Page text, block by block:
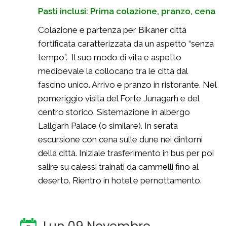
Pasti inclusi: Prima colazione, pranzo, cena
Colazione e partenza per Bikaner città
fortificata caratterizzata da un aspetto “senza
tempo”. Il suo modo di vita e aspetto
medioevale la collocano tra le città dal
fascino unico. Arrivo e pranzo in ristorante. Nel
pomeriggio visita del Forte Junagarh e del
centro storico. Sistemazione in albergo
Lallgarh Palace (o similare). In serata
escursione con cena sulle dune nei dintorni
della città. Iniziale trasferimento in bus per poi
salire su calessi trainati da cammelli fino al
deserto. Rientro in hotel e pernottamento.